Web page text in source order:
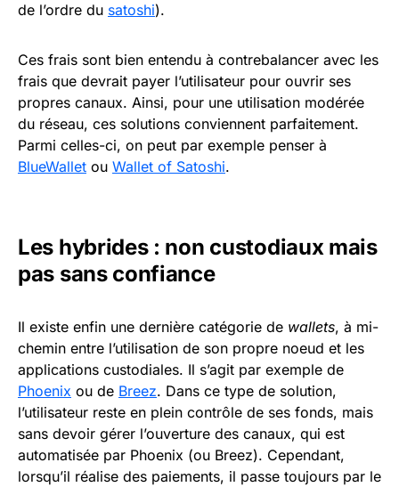
de l’ordre du satoshi).
Ces frais sont bien entendu à contrebalancer avec les
frais que devrait payer l’utilisateur pour ouvrir ses
propres canaux. Ainsi, pour une utilisation modérée
du réseau, ces solutions conviennent parfaitement.
Parmi celles-ci, on peut par exemple penser à
BlueWallet ou Wallet of Satoshi.
Les hybrides : non custodiaux mais
pas sans confiance
Il existe enfin une dernière catégorie de wallets, à mi-
chemin entre l’utilisation de son propre noeud et les
applications custodiales. Il s’agit par exemple de
Phoenix ou de Breez. Dans ce type de solution,
l’utilisateur reste en plein contrôle de ses fonds, mais
sans devoir gérer l’ouverture des canaux, qui est
automatisée par Phoenix (ou Breez). Cependant,
lorsqu’il réalise des paiements, il passe toujours par le